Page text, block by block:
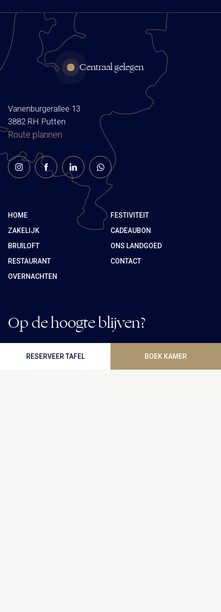
RESERVEER TAFEL BOEK KAMER
Centraal gelegen
Vanenburgerallee 13
3882 RH Putten
Route plannen
HOME
FESTIVITEIT
ZAKELIJK
CADEAUBON
BRUILOFT
ONS LANDGOED
RESTAURANT
CONTACT
OVERNACHTEN
Op de hoogte blijven?
de hoogte van nieuwe acties en laatste